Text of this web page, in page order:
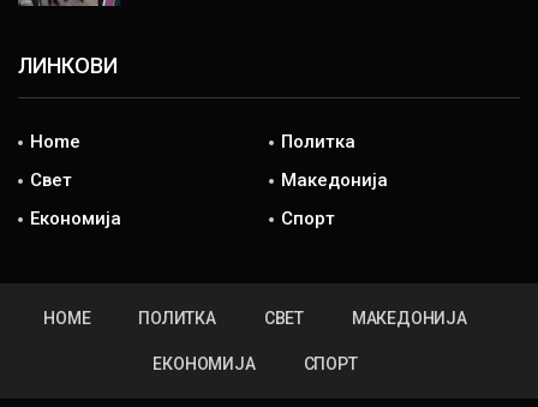
ЛИНКОВИ
Home
Политка
Свет
Македонија
Економија
Спорт
HOME ПОЛИТКА СВЕТ МАКЕДОНИЈА
ЕКОНОМИЈА СПОРТ